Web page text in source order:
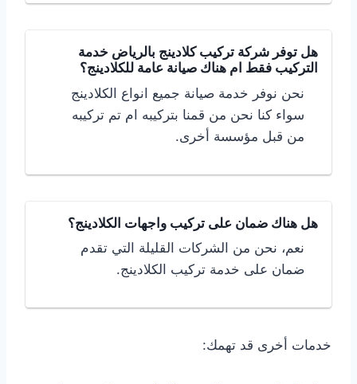
هل توفر شركة تركيب كلادينج بالرياض خدمة
التركيب فقط ام هناك صيانة عامة للكلادينج؟
نحن نوفر خدمة صيانة جميع انواع الكلادينج
سواء كنا نحن من قمنا بتركيبه ام تم تركيبه
من قبل مؤسسة أخرى.
هل هناك ضمان على تركيب واجهات الكلادينج؟
نعم، نحن من الشركات القليلة التي تقدم
ضمان على خدمة تركيب الكلادينج.
خدمات أخرى قد تهمك: